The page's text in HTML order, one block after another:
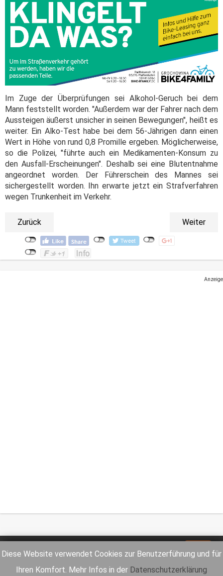
Diese Website verwendet Cookies zur Benutzerführung und für
Ihren Komfort. Mehr Infos in der Datenschutzerklärung
Im Zuge der Überprüfungen sei Alkohol-Geruch bei dem
Mann feststellt worden. "Außerdem war der Fahrer nach dem
Aussteigen äußerst unsicher in seinen Bewegungen", heißt es
weiter. Ein Alko-Test habe bei dem 56-Jährigen dann einen
Wert in Höhe von rund 0,8 Promille ergeben. Möglicherweise,
so die Polizei, "führte auch ein Medikamenten-Konsum zu
den Ausfall-Erscheinungen". Deshalb sei eine Blutentnahme
angeordnet worden. Der Führerschein des Mannes sei
sichergestellt worden. Ihn erwarte jetzt ein Strafverfahren
wegen Trunkenheit im Verkehr.
Zurück Weiter
Anzeige